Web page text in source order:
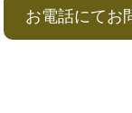
お電話にてお